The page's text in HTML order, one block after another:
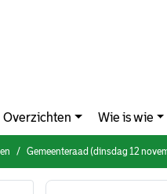
Overzichten Wie is wie
Gemeenteraad (dinsdag 12